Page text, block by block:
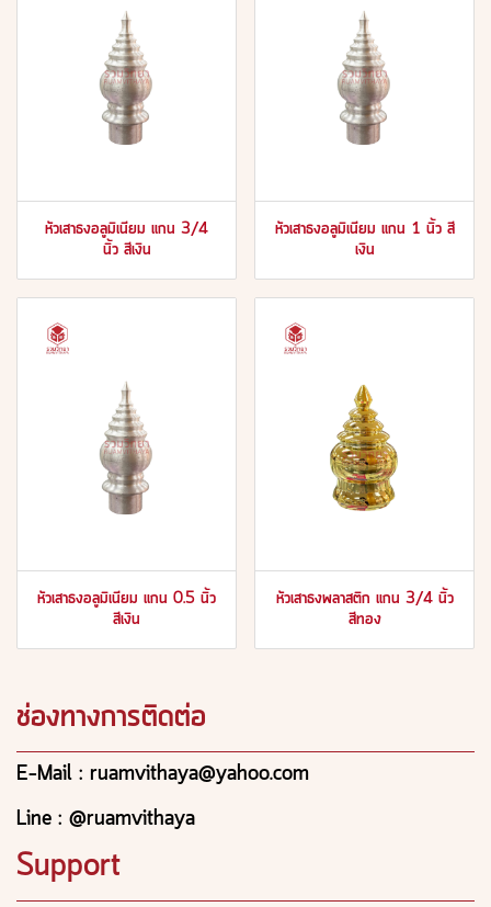
หัวเสาธงอลูมิเนียม แกน 3/4
นิ้ว สีเงิน
หัวเสาธงอลูมิเนียม แกน 1 นิ้ว สี
เงิน
หัวเสาธงอลูมิเนียม แกน 0.5 นิ้ว
สีเงิน
หัวเสาธงพลาสติก แกน 3/4 นิ้ว
สีทอง
ช่องทางการติดต่อ
E-Mail : ruamvithaya@yahoo.com
Line : @ruamvithaya
Support